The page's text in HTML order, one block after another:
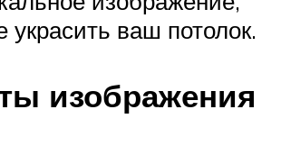
украсить ваш потолок.
изображения